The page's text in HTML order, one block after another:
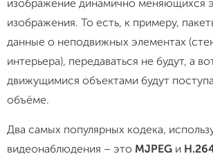
изображение динамично меняющихся
изображения. То есть, к примеру,
данные о неподвижных элементах
интерьера), передаваться не будут, а
движущимися объектами будут
объёме.
Два самых популярных кодека,
видеонаблюдения – это MJPEG и